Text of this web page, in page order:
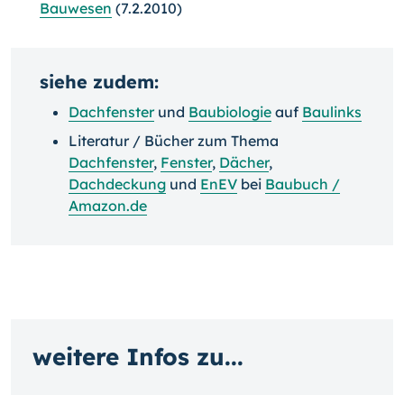
Bauwesen (7.2.2010)
siehe zudem:
Dachfensterund Baubiologie auf Baulinks
Literatur / Bücher zum Thema
Dachfenster, Fenster, Dächer,
Dachdeckung und EnEV bei Baubuch /
Amazon.de
weitere Infos zu...